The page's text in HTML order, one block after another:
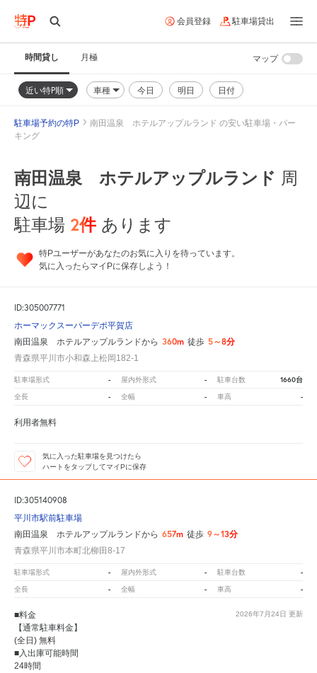
会員登録 駐車場貸出
時間貸し 月極
近い特P順 車種 今日 明日 日付
マップ
駐車場予約の特P
南田温泉 ホテルアップルランド の安い駐車場・パー
キング
南田温泉 ホテルアップルランド 周
辺に
駐車場 2件 あります
特Pユーザーがあなたのお気に入りを待っています。
気に入ったらマイPに保存しよう！
ID:305007771
ホーマックスーパーデポ平賀店
南田温泉 ホテルアップルランドから 360m 徒歩 5～8分
青森県平川市小和森上松岡182-1
駐車場形式 - 屋内外形式 - 駐車台数 1660台
全長 - 全幅 - 車高 -
利用者無料
気に入った駐車場を見つけたら
ハートをタップしてマイPに保存
ID:305140908
平川市駅前駐車場
南田温泉 ホテルアップルランドから 657m 徒歩 9～13分
青森県平川市本町北柳田8-17
駐車場形式 - 屋内外形式 - 駐車台数 -
全長 - 全幅 - 車高 -
2026年7月24日 更新
■料金
【通常駐車料金】
(全日) 無料
■入出庫可能時間
24時間